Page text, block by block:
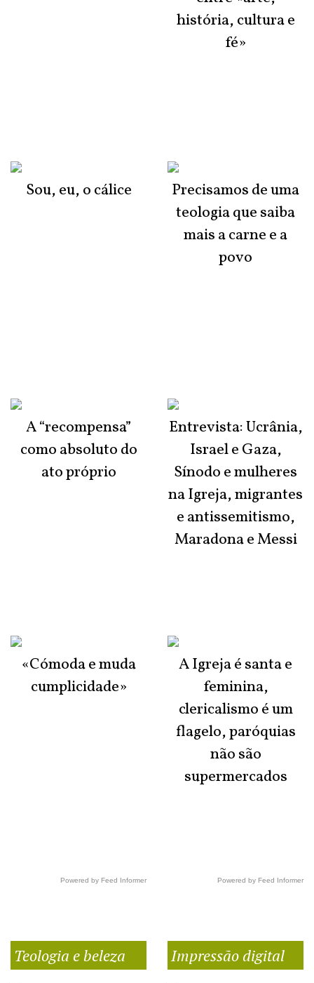
Sou, eu, o cálice
A “recompensa”
como absoluto do
ato próprio
«Cómoda e muda
cumplicidade»
Powered by Feed Informer
história, cultura e
fé»
Precisamos de uma
teologia que saiba
mais a carne e a
povo
Entrevista: Ucrânia,
Israel e Gaza,
Sínodo e mulheres
na Igreja, migrantes
e antissemitismo,
Maradona e Messi
A Igreja é santa e
feminina,
clericalismo é um
flagelo, paróquias
não são
supermercados
Powered by Feed Informer
Teologia e beleza Impressão digital